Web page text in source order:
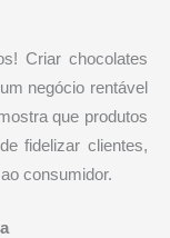
Criar chocolates
negócio rentável
que produtos
fidelizar clientes,
consumidor.